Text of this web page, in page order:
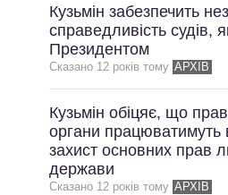
Кузьмін забезпечить
справедливість судів,
Президентом
Сказано 12 рокiв тому АРХІВ
Кузьмін обіцяє, що
органи
захист основних прав
держави
Сказано 12 рокiв тому АРХІВ